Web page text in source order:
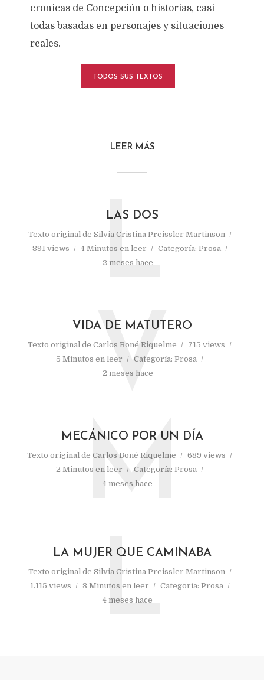
cronicas de Concepción o historias, casi
todas basadas en personajes y situaciones
reales.
TODOS SUS TEXTOS
LEER MÁS
LAS DOS
Texto original de Silvia Cristina Preissler Martinson
891 views
4 Minutos en leer Categoría: Prosa
2 meses hace
L
VIDA DE MATUTERO
Texto original de Carlos Boné Riquelme
715 views
5 Minutos en leer
Categoría: Prosa
2 meses hace
V
MECÁNICO POR UN DÍA
Texto original de Carlos Boné Riquelme
689 views
2 Minutos en leer
Categoría: Prosa
4 meses hace
M
LA MUJER QUE CAMINABA
Texto original de Silvia Cristina Preissler Martinson
1.115 views
3 Minutos en leer Categoría: Prosa
4 meses hace
L